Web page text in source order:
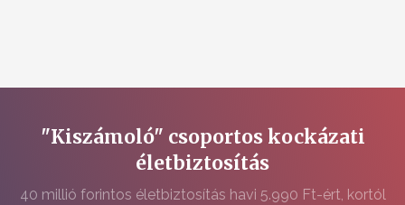
"Kiszámoló" csoportos kockázati
életbiztosítás
40 millió forintos életbiztosítás havi 5.990 Ft-ért, kortól